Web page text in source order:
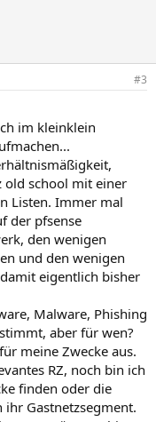
#3
im kleinklein
old school mit einer
Listen. Immer mal
der pfsense
den wenigen
und den wenigen
eigentlich bisher
Malware, Phishing
aber für wen?
meine Zwecke aus.
RZ, noch bin ich
finden oder die
Gastnetzsegment.